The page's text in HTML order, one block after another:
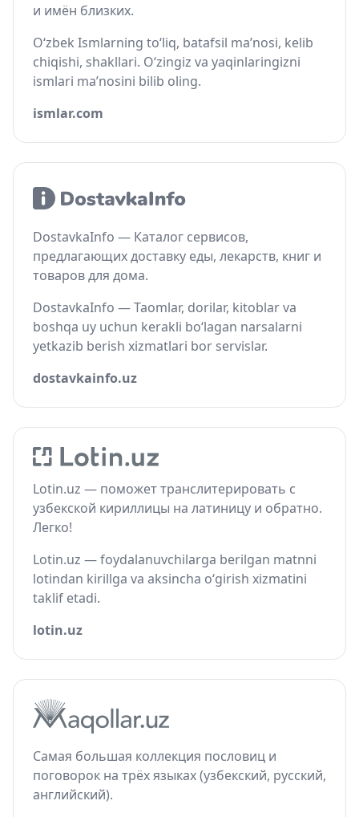
и имён близких.
O‘zbek Ismlarning to‘liq, batafsil ma’nosi, kelib
chiqishi, shakllari. O‘zingiz va yaqinlaringizni
ismlari ma’nosini bilib oling.
ismlar.com
DostavkaInfo — Каталог сервисов,
предлагающих доставку еды, лекарств, книг и
товаров для дома.
DostavkaInfo — Taomlar, dorilar, kitoblar va
boshqa uy uchun kerakli bo‘lagan narsalarni
yetkazib berish xizmatlari bor servislar.
dostavkainfo.uz
Lotin.uz — поможет транслитерировать с
узбекской кириллицы на латиницу и обратно.
Легко!
Lotin.uz — foydalanuvchilarga berilgan matnni
lotindan kirillga va aksincha o‘girish xizmatini
taklif etadi.
lotin.uz
Самая большая коллекция пословиц и
поговорок на трёх языках (узбекский, русский,
английский).